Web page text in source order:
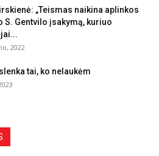
„Teismas naikina aplinkos
S. Gentvilo įsakymą, kuriuo
2022
tai, ko nelaukėm